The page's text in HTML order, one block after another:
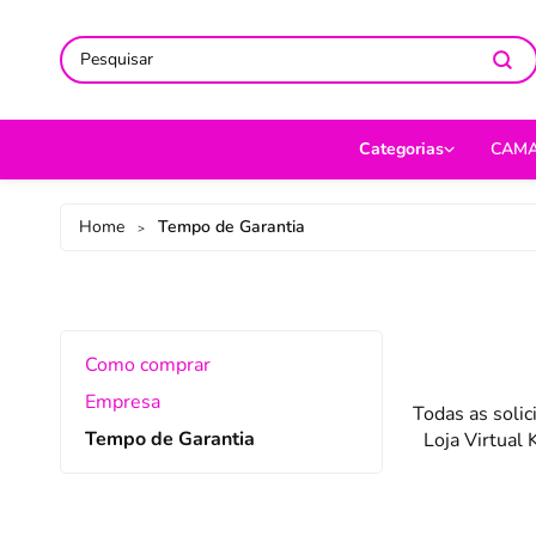
Categorias
UTILIDADES
Home > Tempo de Garantia
Como comprar
Empresa
Tempo de Garantia
Todas as
Loja Virtual